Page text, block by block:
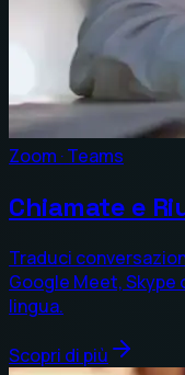
Zoom · Teams
Chiamate e
Traduci
Google Meet, Skype
lingua.
Scopri di più